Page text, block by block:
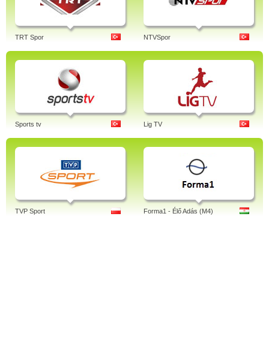
TRT Spor NTVSpor
Sports tv Lig TV
TVP Sport Forma1 - Élő Adás (M4)